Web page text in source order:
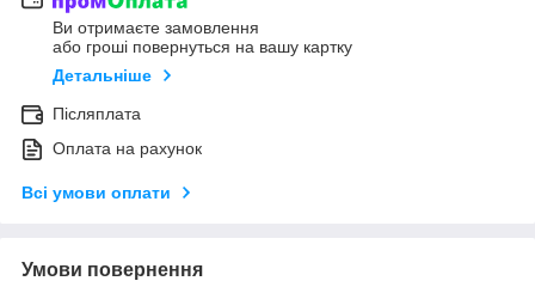
Ви отримаєте замовлення
або гроші повернуться на вашу картку
Детальніше
Післяплата
Оплата на рахунок
Всі умови оплати
Умови повернення